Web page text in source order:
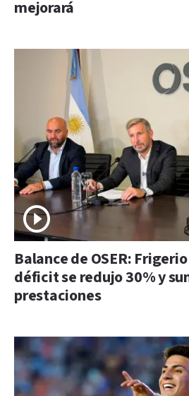
mejorará
Balance de OSER:
déficit se redujo 30% y
prestaciones